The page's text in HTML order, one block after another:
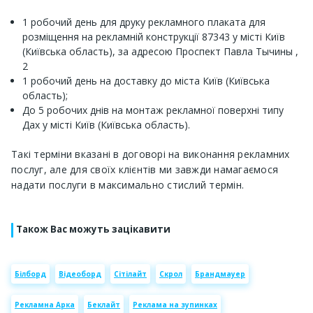
1 робочий день для друку рекламного плаката для
розміщення на рекламній конструкції 87343 у місті Київ
(Київська область), за адресою Проспект Павла Тычины ,
2
1 робочий день на доставку до міста Київ (Київська
область);
До 5 робочих днів на монтаж рекламної поверхні типу
Дах у місті Київ (Київська область).
Такі терміни вказані в договорі на виконання рекламних
послуг, але для своїх клієнтів ми завжди намагаємося
надати послуги в максимально стислий термін.
Також Вас можуть зацікавити
Білборд Відеоборд Сітілайт Скрол Брандмауер
Рекламна Арка Беклайт Реклама на зупинках